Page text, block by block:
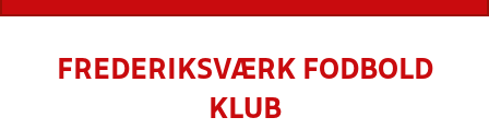
FREDERIKSVÆRK FODBOLD
KLUB